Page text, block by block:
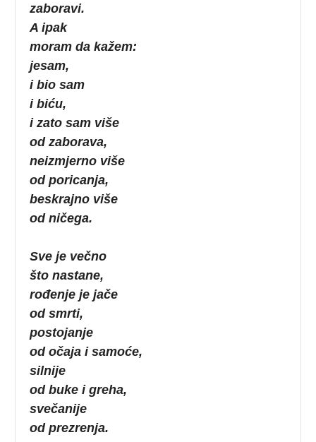
zaboravi.
A ipak
moram da kažem:
jesam,
i bio sam
i biću,
i zato sam više
od zaborava,
neizmjerno više
od poricanja,
beskrajno više
od ničega.
Sve je večno
što nastane,
rođenje je jače
od smrti,
postojanje
od očaja i samoće,
silnije
od buke i greha,
svečanije
od prezrenja.